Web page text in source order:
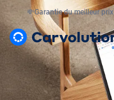
💸Garantie du meilleur prix